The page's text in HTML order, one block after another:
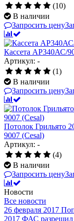
(10)
В наличии
Запросить цену
Кассета AP340АС/
Артикул: -
(1)
В наличии
Запросить цену
Потолок Грильято
9007 (Cesal)
Артикул: -
(4)
В наличии
Запросить цену
Новости
Все новости
26 февраля 2017
2017 ФАС разрешил